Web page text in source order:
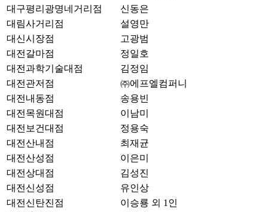
대구평리광명네거리점
신동은
대림사거리점
설영만
대신시장점
고광범
대전갈마점
정일호
대전과학기술대점
김정임
대전관저점
㈜에프엘컴퍼니
대전내동점
송용빈
대전목원대점
이남미
대전보건대점
정용숙
대전산내점
최재균
대전산성점
이은미
대전상대점
김성진
대전신성점
유인상
대전신탄진점
이승룡 외 1인